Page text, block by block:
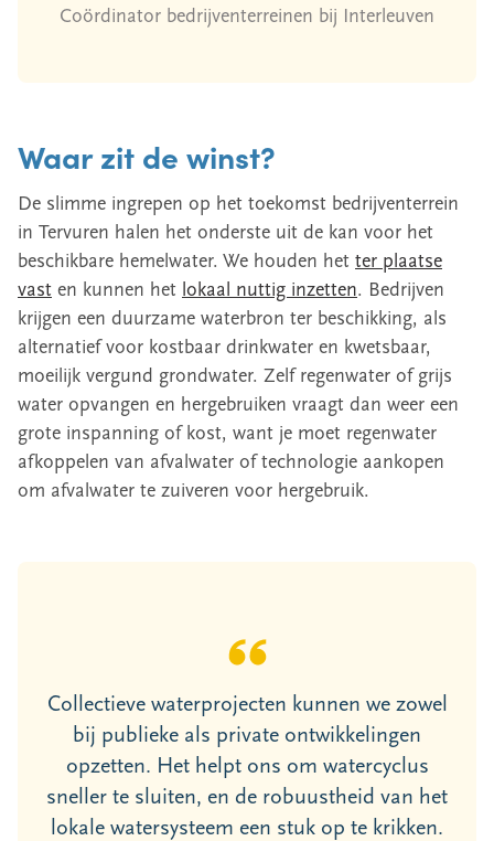
Coördinator bedrijventerreinen bij Interleuven
Waar zit de winst?
De slimme ingrepen op het toekomst bedrijventerrein
in Tervuren halen het onderste uit de kan voor het
beschikbare hemelwater. We houden het ter plaatse
vast en kunnen het lokaal nuttig inzetten. Bedrijven
krijgen een duurzame waterbron ter beschikking, als
alternatief voor kostbaar drinkwater en kwetsbaar,
moeilijk vergund grondwater. Zelf regenwater of grijs
water opvangen en hergebruiken vraagt dan weer een
grote inspanning of kost, want je moet regenwater
afkoppelen van afvalwater of technologie aankopen
om afvalwater te zuiveren voor hergebruik.
Collectieve waterprojecten kunnen we zowel
bij publieke als private ontwikkelingen
opzetten. Het helpt ons om watercyclus
sneller te sluiten, en de robuustheid van het
lokale watersysteem een stuk op te krikken.